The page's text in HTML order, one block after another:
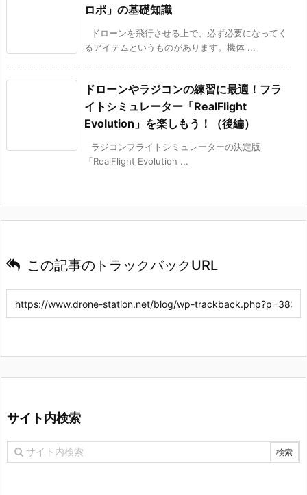
ロポ」の基礎知識
ドローンを飛行させる上で、必ず必要になってく
るアイテムというものがあります。機体 ...
ドローンやラジコンの練習に最適！フラ
イトシミュレーター「RealFlight
Evolution」を楽しもう！（後編）
ラジコンフライトシミュレーターの決定版
「RealFlight Evolution ...
この記事のトラックバックURL
サイト内検索